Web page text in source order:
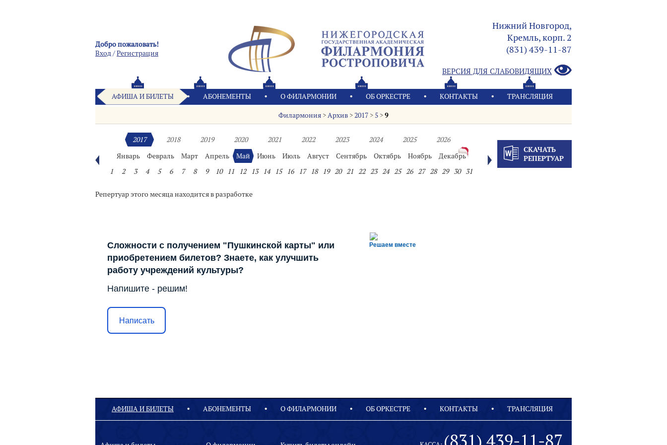
Добро пожаловать!
Вход/Pегистрация
Нижний Новгород,
Кремль, корп. 2
(831) 439-11-87
ВЕРСИЯ ДЛЯ СЛАБОВИДЯЩИХ
АФИША И БИЛЕТЫ АБОНЕМЕНТЫ О ФИЛАРМОНИИ OБ ОРКЕСТРЕ КОНТАКТЫ ТРАНСЛЯЦИЯ
Филармония >Архив >2017 > 5 >9
2017 2018 2019 2020 2021 2022 2023 2024 2025
2026
Январь
Февраль Март Апрель Май Июнь Июль Август Сентябрь Октябрь Ноябрь
Декабрь
1
2 3 4 5 6 7 8 9 10 11 12 13 14 15 16 17 18 19 20 21 22 23 24 25 26 27 28 29 30 31
СКАЧАТЬ
РЕПЕРТУАР
Репертуар этого месяца находится в разработке
Решаем вместе
Сложности с получением "Пушкинской карты" или
приобретением билетов? Знаете, как улучшить
работу учреждений культуры?
Напишите - решим!
Написать
АФИША И БИЛЕТЫ АБОНЕМЕНТЫ О ФИЛАРМОНИИ OБ ОРКЕСТРЕ КОНТАКТЫ ТРАНСЛЯЦИЯ